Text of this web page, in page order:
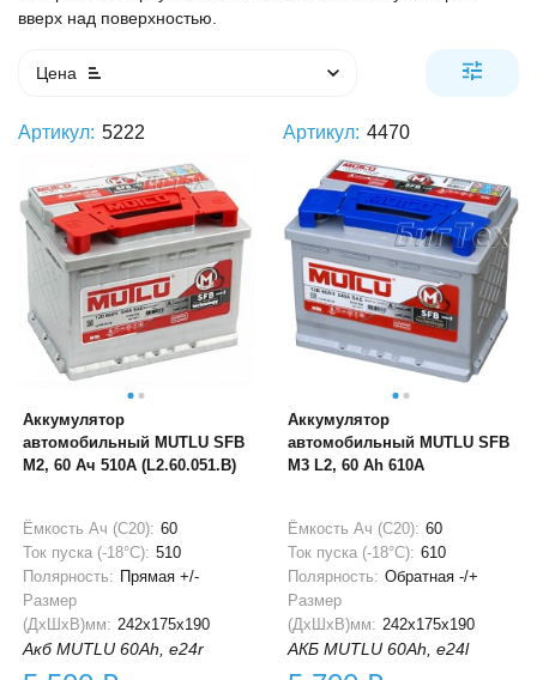
вверх над поверхностью.
Цена
Артикул: 5222
Аккумулятор
автомобильный MUTLU SFB
M2, 60 Ач 510A (L2.60.051.B)
Ёмкость Ач (С20): 60
Ток пуска (-18°С): 510
Полярность: Прямая +/-
Размер
(ДхШхВ)мм: 242x175x190
Акб MUTLU 60Ah, e24r
Артикул: 4470
Аккумулятор
автомобильный MUTLU SFB
M3 L2, 60 Ah 610А
Ёмкость Ач (С20): 60
Ток пуска (-18°С): 610
Полярность: Обратная -/+
Размер
(ДхШхВ)мм: 242x175x190
АКБ MUTLU 60Ah, e24l